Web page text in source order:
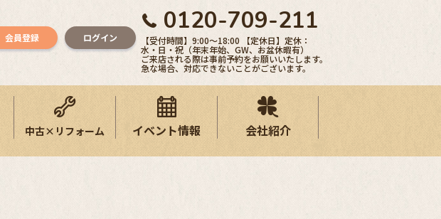
会員登録 ログイン
0120-709-211
【受付時間】9:00〜18:00 【定休日】定休：
水・日・祝（年末年始、GW、お盆休暇有）
ご来店される際は事前予約をお願いいたします。
急な場合、対応できないことがございます。
中古×リフォーム イベント情報 会社紹介